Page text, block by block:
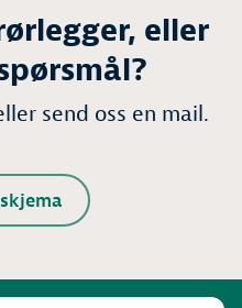
eller
send oss en mail.